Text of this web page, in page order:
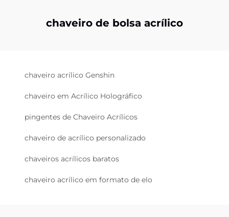
chaveiro de bolsa acrílico
chaveiro acrílico Genshin
chaveiro em Acrílico Holográfico
pingentes de Chaveiro Acrílicos
chaveiro de acrílico personalizado
chaveiros acrílicos baratos
chaveiro acrílico em formato de elo